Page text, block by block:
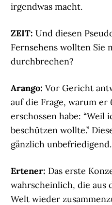
irgendwas macht.
ZEIT: Und diesen
Fernsehens wollten Sie
durchbrechen?
Arango: Vor Gericht
auf die Frage, warum er
erschossen habe: “Weil
beschützen wollte.”
gänzlich unbefriedigend.
Ertener: Das erste
wahrscheinlich, die aus
Welt wieder